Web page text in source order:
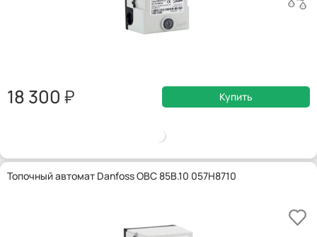
18 300 Купить
Топочный автомат Danfoss OBC 85B.10 057H8710